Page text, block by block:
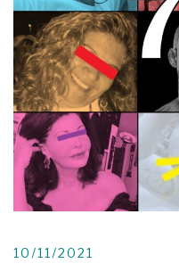
10/11/2021